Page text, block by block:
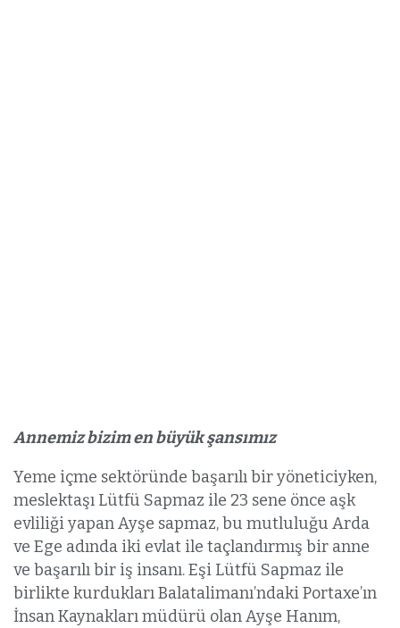
Annemiz bizim en büyük şansımız
Yeme içme sektöründe başarılı bir yöneticiyken,
meslektaşı Lütfü Sapmaz ile 23 sene önce aşk
evliliği yapan Ayşe sapmaz, bu mutluluğu Arda
ve Ege adında iki evlat ile taçlandırmış bir anne
ve başarılı bir iş insanı. Eşi Lütfü Sapmaz ile
birlikte kurdukları Balatalimanı’ndaki Portaxe’ın
İnsan Kaynakları müdürü olan Ayşe Hanım,